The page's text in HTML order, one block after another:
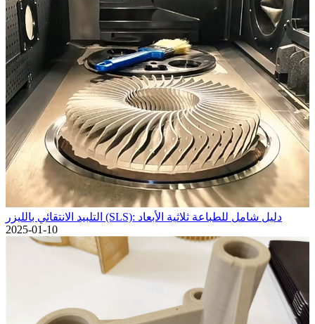
التلبيد الانتقائي بالليزر (SLS): دليل شامل للطباعة ثلاثية الأبعاد
2025-01-10